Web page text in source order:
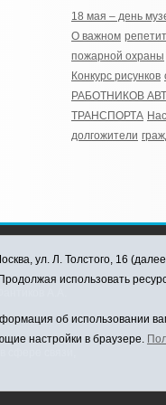
18 мая – день
О важном
пожарной охраны
Конкурс рисунков
РАБОТНИКОВ
ТРАНСПОРТА
долгожители
ул. Л. Толстого, 16
использовать
об использовании
настройки в браузере.